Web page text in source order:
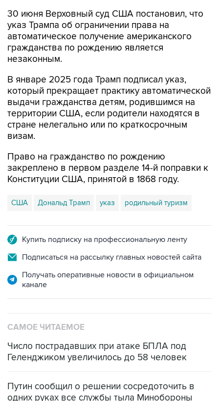
30 июня Верховный суд США постановил, что
указ Трампа об ограничении права на
автоматическое получение американского
гражданства по рождению является
незаконным.
В январе 2025 года Трамп подписал указ,
который прекращает практику автоматической
выдачи гражданства детям, родившимся на
территории США, если родители находятся в
стране нелегально или по краткосрочным
визам.
Право на гражданство по рождению
закреплено в первом разделе 14-й поправки к
Конституции США, принятой в 1868 году.
США Дональд Трамп указ родильный туризм
Купить подписку на профессиональную ленту
Подписаться на рассылку главных новостей сайта
Получать оперативные новости в официальном
канале
САМОЕ ЧИТАЕМОЕ
Число пострадавших при атаке БПЛА под
Геленджиком увеличилось до 58 человек
Путин сообщил о решении сосредоточить в
одних руках все службы тыла Минобороны